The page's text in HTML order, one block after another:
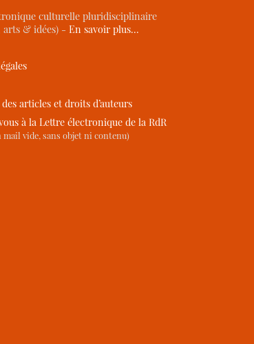
culturelle pluridisciplinaire
arts & idées) -En savoir plus…
articles et droits d’auteurs
à la Lettre électronique de la RdR
mail vide, sans objet ni contenu)